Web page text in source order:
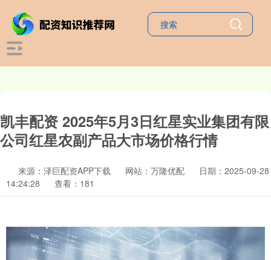
凯丰配资 2025年5月3日红星实业集团有限
公司红星农副产品大市场价格行情
来源：泽巨配资APP下载 网站：万隆优配
日期：2025-09-28
14:24:28
查看：181